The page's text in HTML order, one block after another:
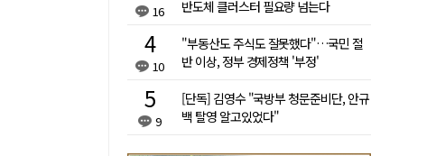
16
반도체 클러스터 필요량 넘는다
10
"부동산도 주식도 잘못했다"…국민 절
반 이상, 정부 경제정책 '부정'
9
[단독] 김영수 "국방부 청문준비단, 안규
백 탈영 알고있었다"